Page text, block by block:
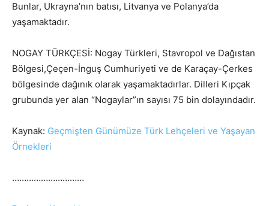
Bunlar, Ukrayna’nın batısı, Litvanya ve Polanya’da
yaşamaktadır.
NOGAY TÜRKÇESİ: Nogay Türkleri, Stavropol ve Dağıstan
Bölgesi,Çeçen-İnguş Cumhuriyeti ve de Karaçay-Çerkes
bölgesinde dağınık olarak yaşamaktadırlar. Dilleri Kıpçak
grubunda yer alan “Nogaylar”ın sayısı 75 bin dolayındadır.
Kaynak: Geçmişten Günümüze Türk Lehçeleri ve Yaşayan
Örnekleri
…………………………